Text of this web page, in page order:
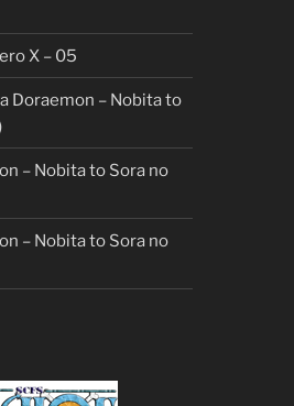
X – 05
Doraemon – Nobita to
– Nobita to Sora no
– Nobita to Sora no